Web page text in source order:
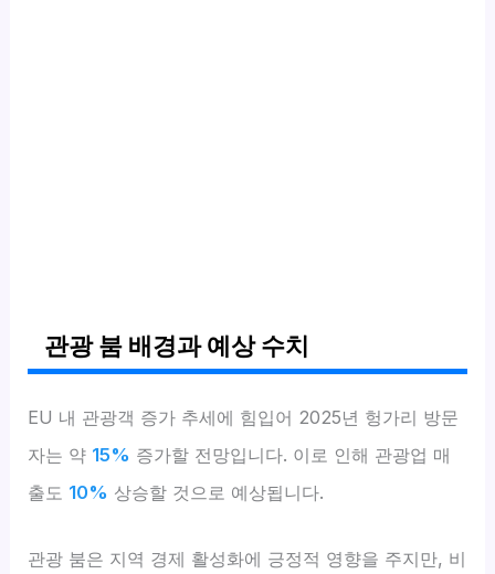
관광 붐 배경과 예상 수치
EU 내 관광객 증가 추세에 힘입어 2025년 헝가리 방문
자는 약 15% 증가할 전망입니다. 이로 인해 관광업 매
출도 10% 상승할 것으로 예상됩니다.
관광 붐은 지역 경제 활성화에 긍정적 영향을 주지만, 비